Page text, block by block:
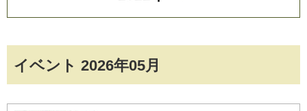
イベント 2026年05月